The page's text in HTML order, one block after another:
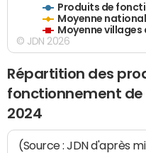
Produits de
Moyenne
Moyenne
© JDN 2026
Répartition des
fonctionnement
2024
(Source : JDN d'après